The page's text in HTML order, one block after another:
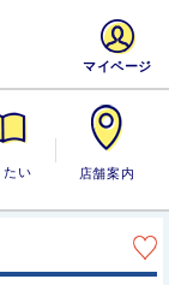
たい 店舗案内
マイページ